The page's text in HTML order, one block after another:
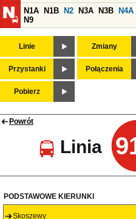
N1A
N1B N2 N3A N3B N4A
N9
Linie Zmiany
Przystanki Połączenia
Pobierz
Powrót
Linia
PODSTAWOWE KIERUNKI
Skoszewy